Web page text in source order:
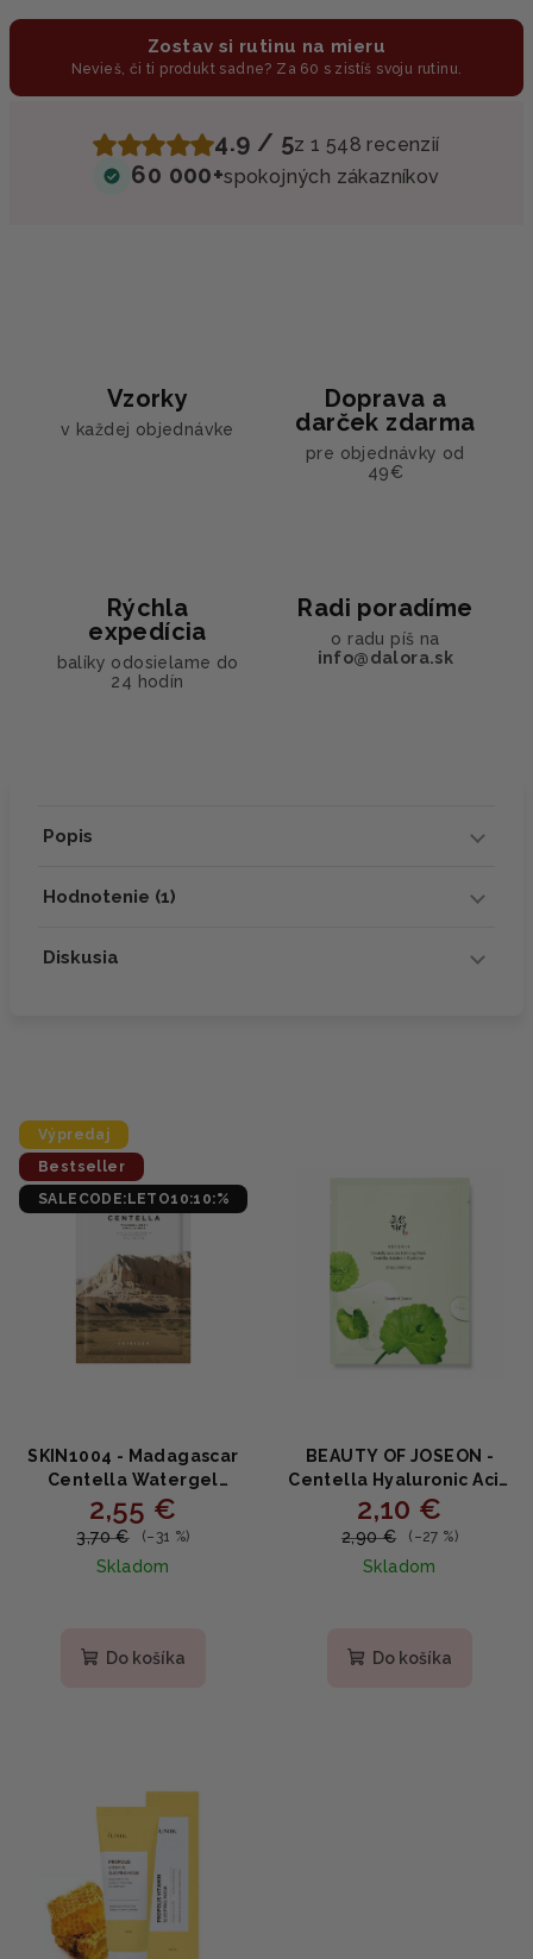
Zostav si rutinu na mieru
Nevieš, či ti produkt sadne? Za 60 s zistíš svoju rutinu.
4.9 / 5z 1 548 recenzií
60 000+spokojných zákazníkov
Vzorky
v každej objednávke
Doprava a
darček zdarma
pre objednávky od
49€
Rýchla
expedícia
balíky odosielame do
24 hodín
Radi poradíme
o radu píš na
info@dalora.sk
Popis
Hodnotenie (1)
Diskusia
Výpredaj
Bestseller
SALECODE:LETO10:10:%
SKIN1004 - Madagascar
Centella Watergel
Sheet Ampoule Mask -
Hydratačná maska s
výťažkom z centella
asiatica 1ks
2,55 €
3,70 € (–31 %)
Skladom
produktu
Do košíka
BEAUTY OF JOSEON -
Centella Hyaluronic Acid
Calming Mask (Nová
verzia) - upokojujúca
plátenna maska 18ml
2,10 €
2,90 € (–27 %)
Skladom
Do košíka